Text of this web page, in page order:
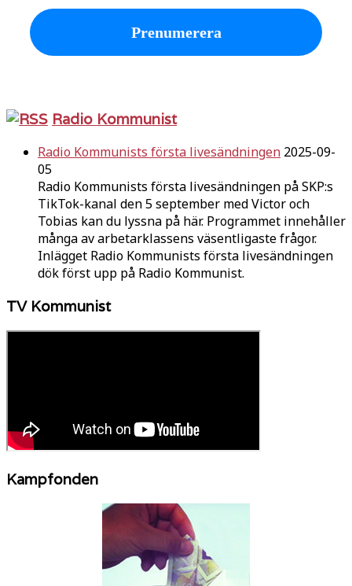
Radio Kommunist
Radio Kommunists första livesändningen 2025-09-
05
Radio Kommunists första livesändningen på SKP:s
TikTok-kanal den 5 september med Victor och
Tobias kan du lyssna på här. Programmet innehåller
många av arbetarklassens väsentligaste frågor.
Inlägget Radio Kommunists första livesändningen
dök först upp på Radio Kommunist.
TV Kommunist
Kampfonden